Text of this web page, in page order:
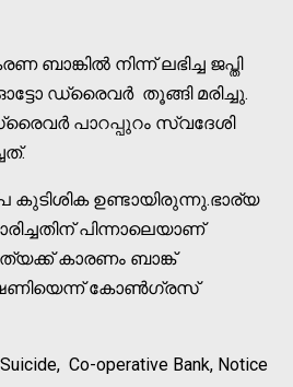
നിന്ന് ലഭിച്ച ജപ്തി
ഓട്ടോ ഡ്രൈവര്‍ തൂങ്ങി മരിച്ചു.
പാറപ്പുറം സ്വദേശി
ഉണ്ടായിരുന്നു.ഭാര്യ
പിന്നാലെയാണ്
കാരണം ബാങ്ക്
കോണ്‍ഗ്രസ്
Co-operative Bank, Notice